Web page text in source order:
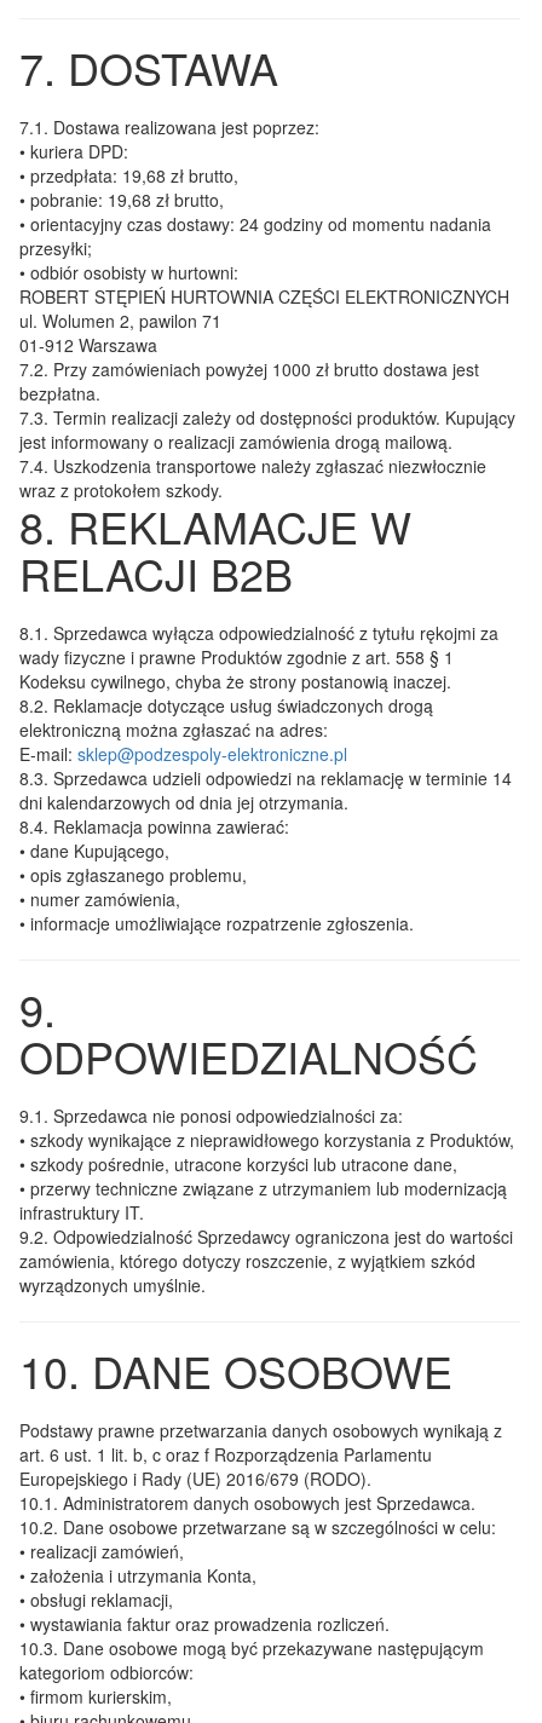
7. DOSTAWA
7.1. Dostawa realizowana jest poprzez:
• kuriera DPD:
• przedpłata: 19,68 zł brutto,
• pobranie: 19,68 zł brutto,
• orientacyjny czas dostawy: 24 godziny od momentu nadania
przesyłki;
• odbiór osobisty w hurtowni:
ROBERT STĘPIEŃ HURTOWNIA CZĘŚCI ELEKTRONICZNYCH
ul. Wolumen 2, pawilon 71
01-912 Warszawa
7.2. Przy zamówieniach powyżej 1000 zł brutto dostawa jest
bezpłatna.
7.3. Termin realizacji zależy od dostępności produktów. Kupujący
jest informowany o realizacji zamówienia drogą mailową.
7.4. Uszkodzenia transportowe należy zgłaszać niezwłocznie
wraz z protokołem szkody.
8. REKLAMACJE W
RELACJI B2B
8.1. Sprzedawca wyłącza odpowiedzialność z tytułu rękojmi za
wady fizyczne i prawne Produktów zgodnie z art. 558 § 1
Kodeksu cywilnego, chyba że strony postanowią inaczej.
8.2. Reklamacje dotyczące usług świadczonych drogą
elektroniczną można zgłaszać na adres:
E-mail: sklep@podzespoly-elektroniczne.pl
8.3. Sprzedawca udzieli odpowiedzi na reklamację w terminie 14
dni kalendarzowych od dnia jej otrzymania.
8.4. Reklamacja powinna zawierać:
• dane Kupującego,
• opis zgłaszanego problemu,
• numer zamówienia,
• informacje umożliwiające rozpatrzenie zgłoszenia.
9.
ODPOWIEDZIALNOŚĆ
9.1. Sprzedawca nie ponosi odpowiedzialności za:
• szkody wynikające z nieprawidłowego korzystania z Produktów,
• szkody pośrednie, utracone korzyści lub utracone dane,
• przerwy techniczne związane z utrzymaniem lub modernizacją
infrastruktury IT.
9.2. Odpowiedzialność Sprzedawcy ograniczona jest do wartości
zamówienia, którego dotyczy roszczenie, z wyjątkiem szkód
wyrządzonych umyślnie.
10. DANE OSOBOWE
Podstawy prawne przetwarzania danych osobowych wynikają z
art. 6 ust. 1 lit. b, c oraz f Rozporządzenia Parlamentu
Europejskiego i Rady (UE) 2016/679 (RODO).
10.1. Administratorem danych osobowych jest Sprzedawca.
10.2. Dane osobowe przetwarzane są w szczególności w celu:
• realizacji zamówień,
• założenia i utrzymania Konta,
• obsługi reklamacji,
• wystawiania faktur oraz prowadzenia rozliczeń.
10.3. Dane osobowe mogą być przekazywane następującym
kategoriom odbiorców:
• firmom kurierskim,